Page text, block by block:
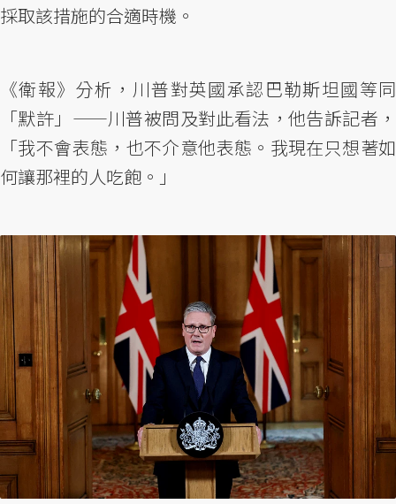
採取該措施的合適時機。
《衛報》分析，川普對英國承認巴勒斯坦國等同
「默許」——川普被問及對此看法，他告訴記者，
「我不會表態，也不介意他表態。我現在只想著如
何讓那裡的人吃飽。」